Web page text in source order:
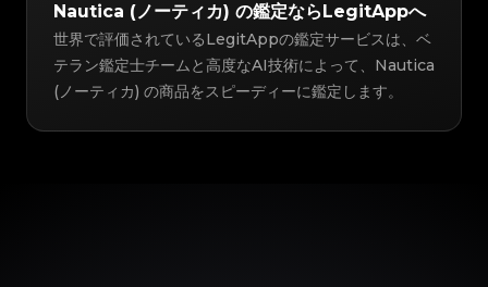
Nautica (ノーティカ) の鑑定ならLegitAppへ
世界で評価されているLegitAppの鑑定サービスは、ベ
テラン鑑定士チームと高度なAI技術によって、Nautica
(ノーティカ) の商品をスピーディーに鑑定します。